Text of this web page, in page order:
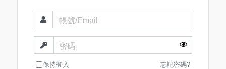
帳號/Email
密碼
保持登入 忘記密碼?